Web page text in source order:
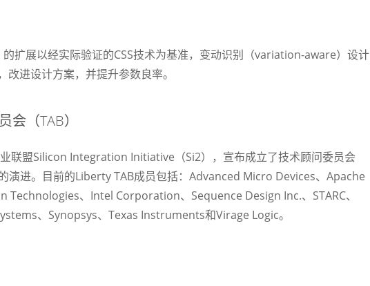
扩展以经实际验证的CSS技术为基准，变动识别（variation-aware）设计
进设计方案，并提升参数良率。
（TAB）
联盟Silicon Integration Initiative（Si2），宣布成立了技术顾问委员会
演进。目前的Liberty TAB成员包括：Advanced Micro Devices、Apache
Technologies、Intel Corporation、Sequence Design Inc.、STARC、
、Synopsys、Texas Instruments和Virage Logic。